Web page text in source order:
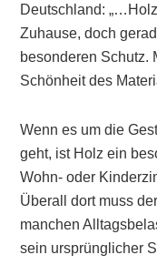
Deutschland:
Zuhause, doch
besonderen Schutz.
Schönheit des
Wenn es um die
geht, ist Holz ein
Wohn- oder
Überall dort muss
manchen
sein ursprünglicher